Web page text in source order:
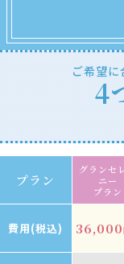
ご希望
4
プラン
グランセ
ニー
プラン
費用(税込) 36,000